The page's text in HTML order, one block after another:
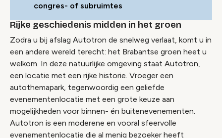
congres- of subruimtes
Rijke geschiedenis midden in het groen
Zodra u bij afslag Autotron de snelweg verlaat, komt u in
een andere wereld terecht: het Brabantse groen heet u
welkom. In deze natuurlijke omgeving staat Autotron,
een locatie met een rijke historie. Vroeger een
autothemapark, tegenwoordig een geliefde
evenementenlocatie met een grote keuze aan
mogelijkheden voor binnen- én buitenevenementen.
Autotron is een moderene en vooral sfeervolle
evenementenlocatie die al menig bezoeker heeft